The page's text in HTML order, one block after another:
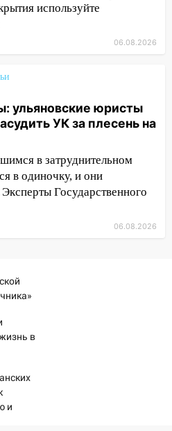
и ограбил:
оказался
ограничат движение
готовы
если им
ДТП и получили
рублей: перед
банда
репутацию
необоснованно
обращении с
в
перевозчик
с чужими
алиментщик накопил
используйте
06.08.2026
ульяновские юристы
УК за плесень на
в затруднительном
в одиночку, и они
Государственного
06.08.2026
в
и